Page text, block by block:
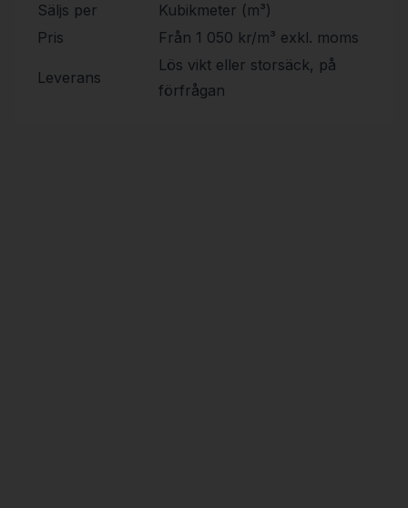
Säljs per
Kubikmeter (m³)
Pris
Från 1 050 kr/m³ exkl. moms
Leverans
Lös vikt eller storsäck, på
förfrågan